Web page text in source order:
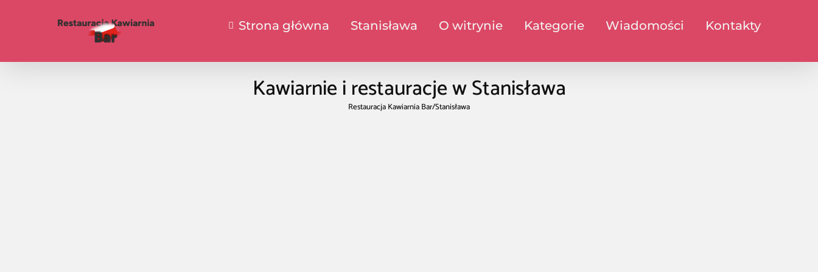
Strona główna Stanisława O witrynie Kategorie Wiadomości Kontakty
Kawiarnie i restauracje w Stanisława
Restauracja Kawiarnia Bar/Stanisława